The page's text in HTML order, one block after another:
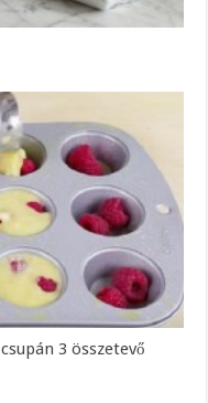
3 összetevő